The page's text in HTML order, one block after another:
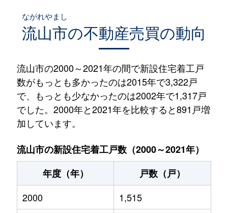
流山市
ながれやまし
の不動産売買の動向
流山市の2000～2021年の間で新設住宅着工戸
数がもっとも多かったのは2015年で3,322戸
で、もっとも少なかったのは2002年で1,317戸
でした。2000年と2021年を比較すると891戸増
加しています。
流山市の新設住宅着工戸数（2000～2021年）
年度（年）
戸数（戸）
2000
1,515